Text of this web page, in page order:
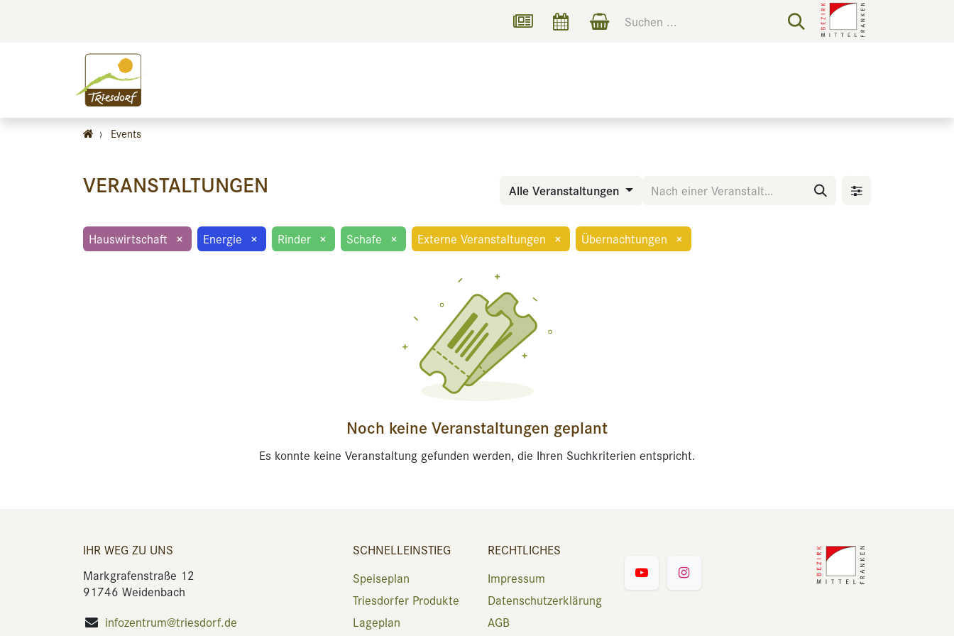
› Events
VERANSTALTUNGEN Alle Veranstaltungen
Hauswirtschaft × Energie × Rinder × Schafe × Externe Veranstaltungen × Übernachtungen ×
Noch keine Veranstaltungen geplant
Es konnte keine Veranstaltung gefunden werden, die Ihren Suchkriterien entspricht.
IHR WEG ZU UNS
Markgrafenstraße 12
91746 Weidenbach
infozentrum@triesdorf.de
SCHNELLEINSTIEG
Speiseplan
Triesdorfer Produkte
Lageplan
RECHTLICHES
Impressum
Datenschutzerklärung
AGB